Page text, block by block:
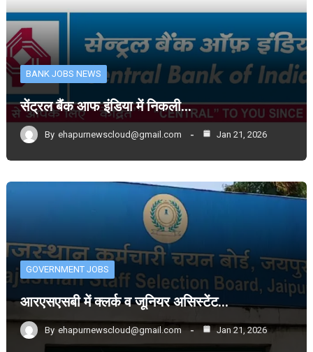
BANK JOBS NEWS
सेंट्रल बैंक आफ इंडिया में निकली…
By ehapurnewscloud@gmail.com Jan 21, 2026
GOVERNMENT JOBS
आरएसएसबी में क्लर्क व जूनियर असिस्टेंट…
By ehapurnewscloud@gmail.com Jan 21, 2026